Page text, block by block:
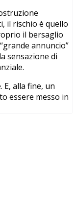
il rischio è quello
il bersaglio
annuncio”
sensazione di
E, alla fine, un
essere messo in